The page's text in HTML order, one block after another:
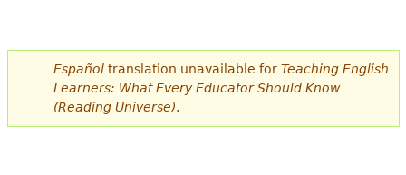
Españoltranslation unavailable for Teaching English
Learners: What Every Educator Should Know
(Reading Universe).